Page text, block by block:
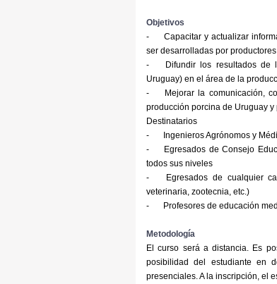
Objetivos
-
Capacitar y actualizar
ser desarrolladas por
-
Difundir los resultados de
Uruguay) en el área de la
-
Mejorar la comunicación,
producción porcina de Uruguay y
Destinatarios
-
Ingenieros Agrónomos y
-
Egresados de Consejo
todos sus niveles
-
Egresados de cualquier
veterinaria, zootecnia, etc.)
-
Profesores de educación
Metodología
El curso será a distancia. Es
posibilidad del estudiante en
presenciales. A la inscripción, el